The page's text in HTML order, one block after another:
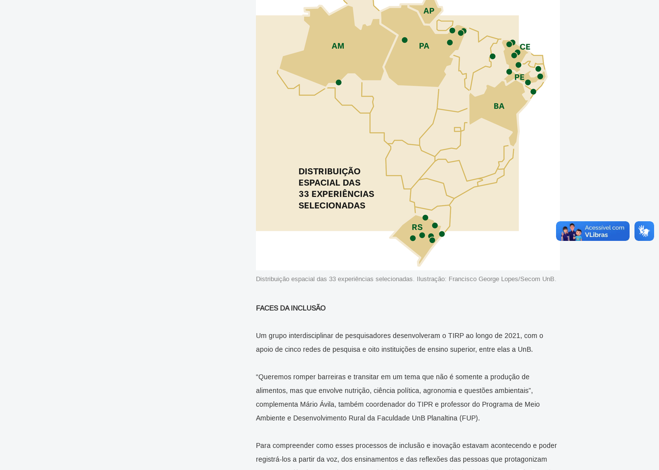
Distribuição espacial das 33 experiências selecionadas. Ilustração: Francisco George Lopes/Secom UnB.
FACES DA INCLUSÃO
Um grupo interdisciplinar de pesquisadores desenvolveram o TIRP ao longo de 2021, com o
apoio de cinco redes de pesquisa e oito instituições de ensino superior, entre elas a UnB.
“Queremos romper barreiras e transitar em um tema que não é somente a produção de
alimentos, mas que envolve nutrição, ciência política, agronomia e questões ambientais”,
complementa Mário Ávila, também coordenador do TIPR e professor do Programa de Meio
Ambiente e Desenvolvimento Rural da Faculdade UnB Planaltina (FUP).
Para compreender como esses processos de inclusão e inovação estavam acontecendo e poder
registrá-los a partir da voz, dos ensinamentos e das reflexões das pessoas que protagonizam